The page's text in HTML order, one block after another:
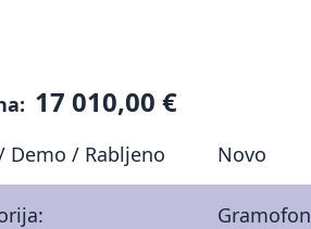
17 010,00 €
Demo / Rabljeno Novo
Gramofon